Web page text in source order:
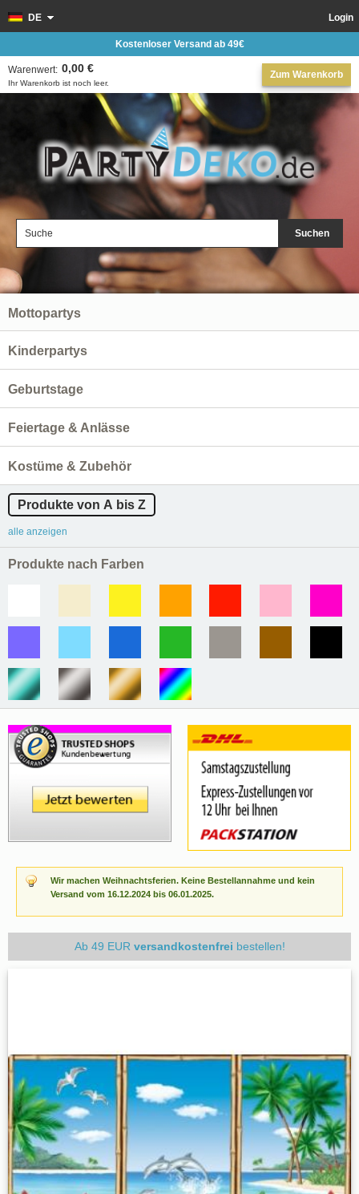
Suchen
Login
DE
Zum Warenkorb
Ihr Warenkorb ist noch leer.
Warenwert: 0,00 €
Kostenloser Versand ab 49€
Wir machen Weihnachtsferien. Keine Bestellannahme und kein
Versand vom 16.12.2024 bis 06.01.2025.
Ab 49 EUR versandkostenfrei bestellen!
Mottopartys
Kinderpartys
Geburtstage
Feiertage & Anlässe
Kostüme & Zubehör
Produkte von A bis Z
alle anzeigen
Produkte nach Farben